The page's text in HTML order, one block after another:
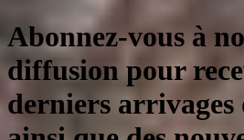
Abonnez-vous à
diffusion pour
derniers arrivages